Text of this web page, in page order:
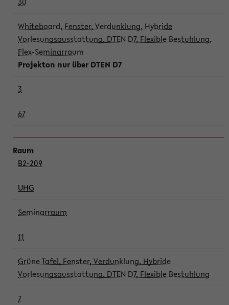
Whiteboard, Fenster, Verdunklung, Hybride
Vorlesungsausstattung, DTEN D7, Flexible Bestuhlung,
Flex-Seminarraum
Projekton nur über DTEN D7
3
67
B2-209
UHG
Seminarraum
11
Grüne Tafel, Fenster, Verdunklung, Hybride
Vorlesungsausstattung, DTEN D7, Flexible Bestuhlung
7